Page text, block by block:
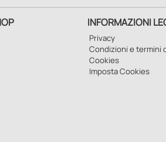
INFORMAZIONI
Privacy
Condizioni e termini
Cookies
Imposta Cookies